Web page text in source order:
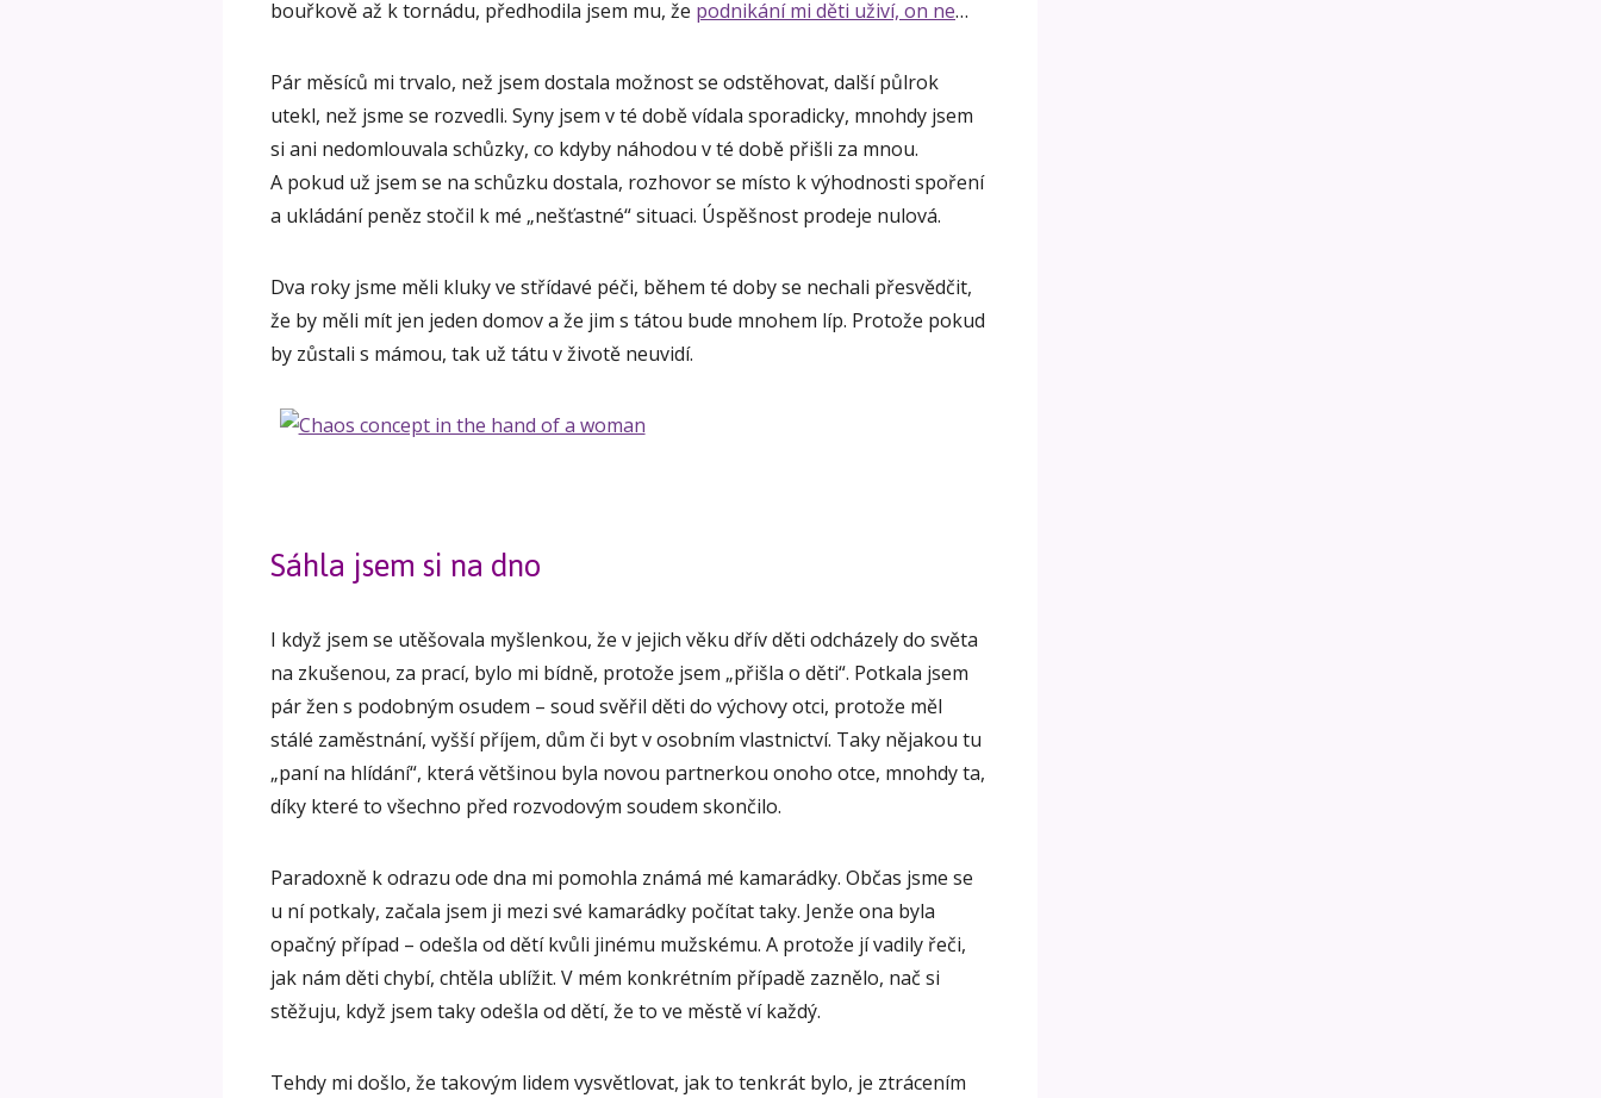
bouřkově až k tornádu, předhodila jsem mu, že podnikání mi děti uživí, on ne…
Pár měsíců mi trvalo, než jsem dostala možnost se odstěhovat, další půlrok
utekl, než jsme se rozvedli. Syny jsem v té době vídala sporadicky, mnohdy jsem
si ani nedomlouvala schůzky, co kdyby náhodou v té době přišli za mnou.
A pokud už jsem se na schůzku dostala, rozhovor se místo k výhodnosti spoření
a ukládání peněz stočil k mé „nešťastné“ situaci. Úspěšnost prodeje nulová.
Dva roky jsme měli kluky ve střídavé péči, během té doby se nechali přesvědčit,
že by měli mít jen jeden domov a že jim s tátou bude mnohem líp. Protože pokud
by zůstali s mámou, tak už tátu v životě neuvidí.
Sáhla jsem si na dno
I když jsem se utěšovala myšlenkou, že v jejich věku dřív děti odcházely do světa
na zkušenou, za prací, bylo mi bídně, protože jsem „přišla o děti“. Potkala jsem
pár žen s podobným osudem – soud svěřil děti do výchovy otci, protože měl
stálé zaměstnání, vyšší příjem, dům či byt v osobním vlastnictví. Taky nějakou tu
„paní na hlídání“, která většinou byla novou partnerkou onoho otce, mnohdy ta,
díky které to všechno před rozvodovým soudem skončilo.
Paradoxně k odrazu ode dna mi pomohla známá mé kamarádky. Občas jsme se
u ní potkaly, začala jsem ji mezi své kamarádky počítat taky. Jenže ona byla
opačný případ – odešla od dětí kvůli jinému mužskému. A protože jí vadily řeči,
jak nám děti chybí, chtěla ublížit. V mém konkrétním případě zaznělo, nač si
stěžuju, když jsem taky odešla od dětí, že to ve městě ví každý.
Tehdy mi došlo, že takovým lidem vysvětlovat, jak to tenkrát bylo, je ztrácením